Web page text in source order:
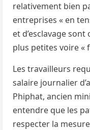
relativement bien
entreprises « en
et d’esclavage
plus petites voire «
Les travailleurs
salaire journalier
Phiphat, ancien
entendre que les
respecter la